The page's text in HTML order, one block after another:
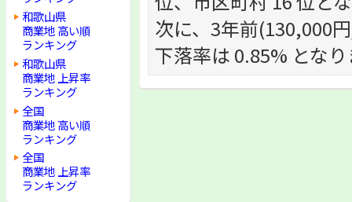
次に、3年前(130,000
下落率は 0.85% とな
和歌山県
商業地 高い順
ランキング
和歌山県
商業地 上昇率
ランキング
全国
商業地 高い順
ランキング
全国
商業地 上昇率
ランキング